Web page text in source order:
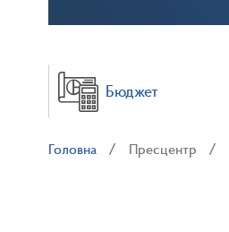
Бюджет
Головна Пресцентр